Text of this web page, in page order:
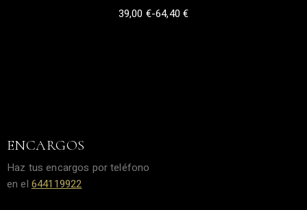
39,00 €-64,40€
ENCARGOS
Haz tus encargos por teléfono
en el 644119922